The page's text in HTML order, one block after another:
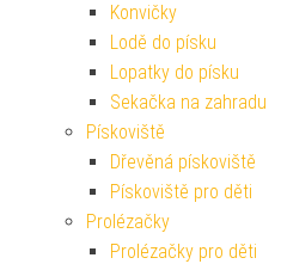
Konvičky
Lodě do písku
Lopatky do písku
Sekačka na zahradu
Pískoviště
Dřevěná pískoviště
Pískoviště pro děti
Prolézačky
Prolézačky pro děti